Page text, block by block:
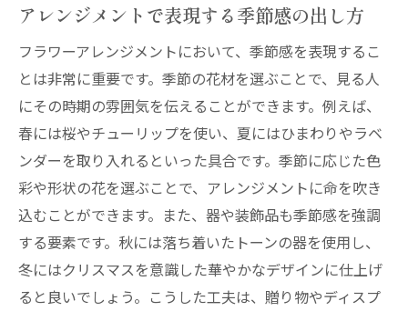
デジタル技術を活用した新たな試み
持続可能性を考慮したアレンジ
フラワーアレンジメントが持つ社会的役割
新しい市場を開拓するためのアイデア
アレンジメントで表現する季節感の出し方
フラワーアレンジメントにおいて、季節感を表現するこ
とは非常に重要です。季節の花材を選ぶことで、見る人
にその時期の雰囲気を伝えることができます。例えば、
春には桜やチューリップを使い、夏にはひまわりやラベ
ンダーを取り入れるといった具合です。季節に応じた色
彩や形状の花を選ぶことで、アレンジメントに命を吹き
込むことができます。また、器や装飾品も季節感を強調
する要素です。秋には落ち着いたトーンの器を使用し、
冬にはクリスマスを意識した華やかなデザインに仕上げ
ると良いでしょう。こうした工夫は、贈り物やディスプ